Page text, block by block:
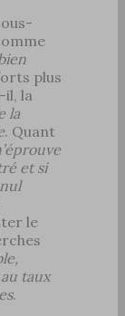
plus
il, la
la
. Quant
et si
le
taux
.